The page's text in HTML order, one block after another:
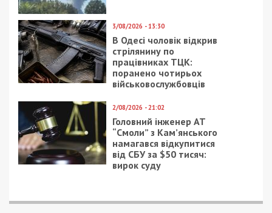
3/08/2026 - 13:30
В Одесі чоловік відкрив
стрілянину по
працівниках ТЦК:
поранено чотирьох
військовослужбовців
2/08/2026 - 21:02
Головний інженер АТ
“Смоли” з Кам’янського
намагався відкупитися
від СБУ за $50 тисяч:
вирок суду